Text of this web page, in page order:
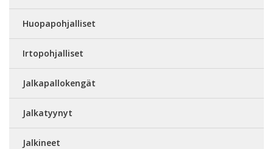
Huopapohjalliset
Irtopohjalliset
Jalkapallokengät
Jalkatyynyt
Jalkineet